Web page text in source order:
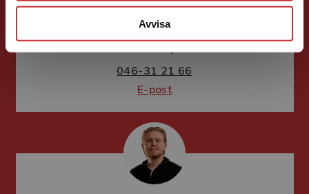
Avvisa
Ekonomi Forskningsmetodik
och vetenskapsteori
046-31 21 66
E-post